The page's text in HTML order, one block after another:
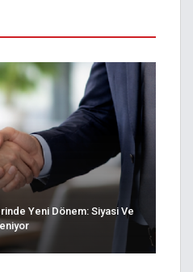
Yeni Dönem: Siyasi Ve